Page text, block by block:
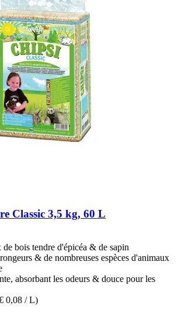
Classic 3,5 kg, 60 L
de bois tendre d'épicéa & de sapin
& de nombreuses espèces d'animaux
absorbant les odeurs & douce pour les
0,08 / L)